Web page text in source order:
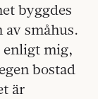
byggdes
småhus.
enligt mig,
bostad
är